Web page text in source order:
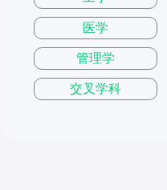
医学
管理学
交叉学科